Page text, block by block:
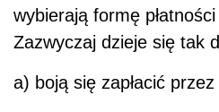
wybierają formę
Zazwyczaj dzieje się tak
a) boją się zapłacić